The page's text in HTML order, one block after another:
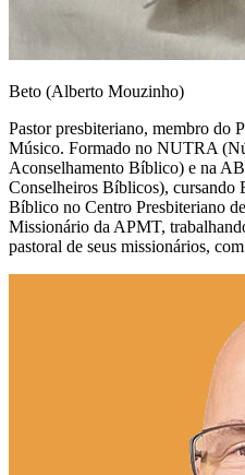
Beto (Alberto Mouzinho)
Pastor presbiteriano, membro do
Músico. Formado no NUTRA
Aconselhamento Bíblico) e na
Conselheiros Bíblicos), cursando
Bíblico no Centro Presbiteriano
Missionário da APMT,
pastoral de seus missionários,